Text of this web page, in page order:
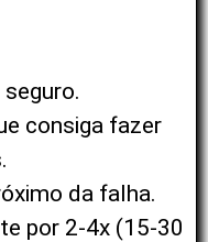
consiga fazer
da falha.
por 2-4x (15-30